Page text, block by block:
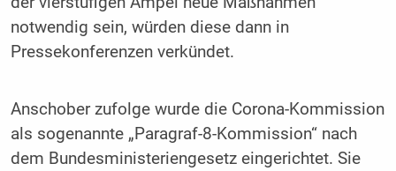
notwendig sein, würden diese dann in
Pressekonferenzen verkündet.
Anschober zufolge wurde die Corona-Kommission
als sogenannte „Paragraf-8-Kommission“ nach
dem Bundesministeriengesetz eingerichtet. Sie